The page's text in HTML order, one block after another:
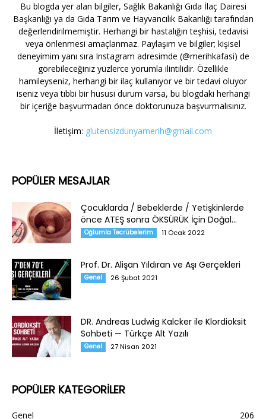
Bu blogda yer alan bilgiler, Sağlık Bakanlığı Gıda İlaç Dairesi
Başkanlığı ya da Gıda Tarım ve Hayvancılık Bakanlığı tarafından
değerlendirilmemiştir. Herhangi bir hastalığın teşhisi, tedavisi
veya önlenmesi amaçlanmaz. Paylaşım ve bilgiler; kişisel
deneyimim yanı sıra Instagram adresimde (@merihkafasi) de
görebileceğiniz yüzlerce yorumla ilintilidir. Özellikle
hamileyseniz, herhangi bir ilaç kullanıyor ve bir tedavi oluyor
iseniz veya tıbbi bir hususi durum varsa, bu blogdaki herhangi
bir içeriğe başvurmadan önce doktorunuza başvurmalısınız.
İletişim: glutensizdunyamerih@gmail.com
POPÜLER MESAJLAR
Çocuklarda / Bebeklerde / Yetişkinlerde
önce ATEŞ sonra ÖKSÜRÜK İçin Doğal...
Oğlumla Tecrübelerim 11 Ocak 2022
Prof. Dr. Alişan Yıldıran ve Aşı Gerçekleri
Genel 26 Şubat 2021
DR. Andreas Ludwig Kalcker ile Klordioksit
Sohbeti — Türkçe Alt Yazılı
Genel 27 Nisan 2021
POPÜLER KATEGORİLER
Genel 206